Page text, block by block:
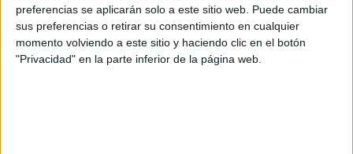
preferencias se aplicarán solo a este sitio web. Puede cambiar
sus preferencias o retirar su consentimiento en cualquier
momento volviendo a este sitio y haciendo clic en el botón
"Privacidad" en la parte inferior de la página web.
Buscar